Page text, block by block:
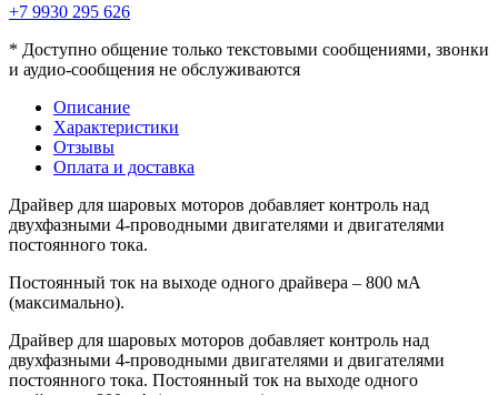
+7 9930 295 626
* Доступно общение только текстовыми сообщениями, звонки
и аудио-сообщения не обслуживаются
Описание
Характеристики
Отзывы
Оплата и доставка
Драйвер для шаровых моторов добавляет контроль над
двухфазными 4-проводными двигателями и двигателями
постоянного тока.
Постоянный ток на выходе одного драйвера – 800 мА
(максимально).
Драйвер для шаровых моторов добавляет контроль над
двухфазными 4-проводными двигателями и двигателями
постоянного тока. Постоянный ток на выходе одного